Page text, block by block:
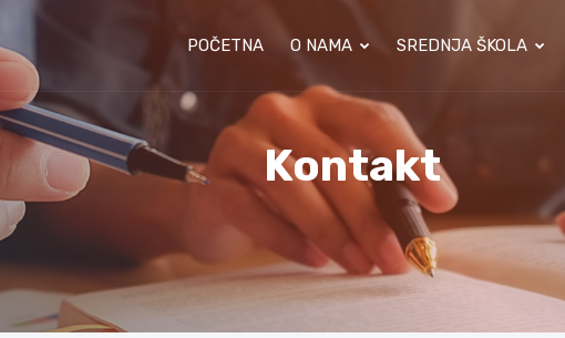
POČETNA O NAMA SREDNJA ŠKOLA
Kontakt